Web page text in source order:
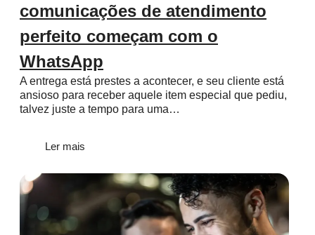
comunicações de atendimento
perfeito começam com o
WhatsApp
A entrega está prestes a acontecer, e seu cliente está
ansioso para receber aquele item especial que pediu,
talvez juste a tempo para uma…
Ler mais